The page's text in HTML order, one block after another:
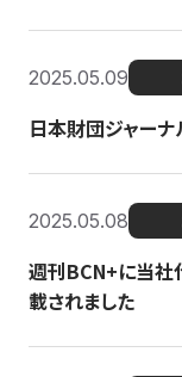
2025.05.09
日本財団ジャー
2025.05.08
週刊BCN+に当社
載されました